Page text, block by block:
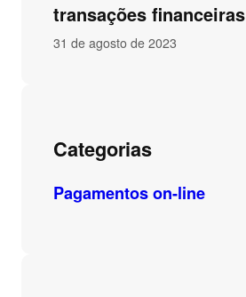
transações financeiras
31 de agosto de 2023
Categorias
Pagamentos on-line